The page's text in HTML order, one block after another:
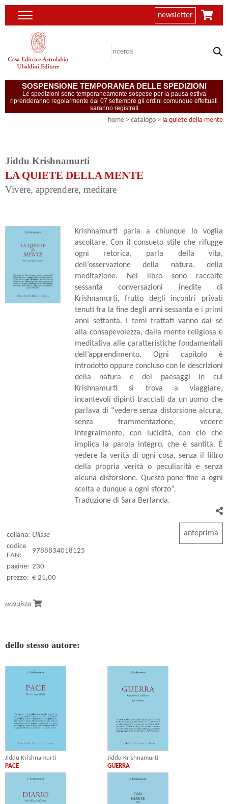
newsletter
SOSPENSIONE TEMPORANEA DELLE SPEDIZIONI
Le spedizioni sono temporaneamente sospese per la pausa estiva
riprenderanno regolarmente dal 07 settembre gli ordini comunque effettuati
saranno registrati
home > catalogo > la quiete della mente
Jiddu Krishnamurti
LA QUIETE DELLA MENTE
Vivere, apprendere, meditare
Krishnamurti parla a chiunque lo voglia
ascoltare. Con il consueto stile che rifugge
ogni retorica, parla della vita,
dell’osservazione della natura, della
meditazione. Nel libro sono raccolte
sessanta conversazioni inedite di
Krishnamurti, frutto degli incontri privati
tenuti fra la fine degli anni sessanta e i primi
anni settanta. I temi trattati vanno dal sé
alla consapevolezza, dalla mente religiosa e
meditativa alle caratteristiche fondamentali
dell’apprendimento. Ogni capitolo è
introdotto oppure concluso con le descrizioni
della natura e dei paesaggi in cui
Krishnamurti si trova a viaggiare,
incantevoli dipinti tracciati da un uomo che
parlava di “vedere senza distorsione alcuna,
senza frammentazione, vedere
integralmente, con lucidità, con ciò che
implica la parola integro, che è santità. È
vedere la verità di ogni cosa, senza il filtro
della propria verità o peculiarità e senza
alcuna distorsione. Questo pone fine a ogni
scelta e dunque a ogni sforzo”.
Traduzione di Sara Berlanda.
collana: Ulisse
codice
EAN:
9788834018125
pagine: 230
prezzo: € 21,00
acquista
anteprima
dello stesso autore:
Jiddu Krishnamurti
PACE
Jiddu Krishnamurti
GUERRA